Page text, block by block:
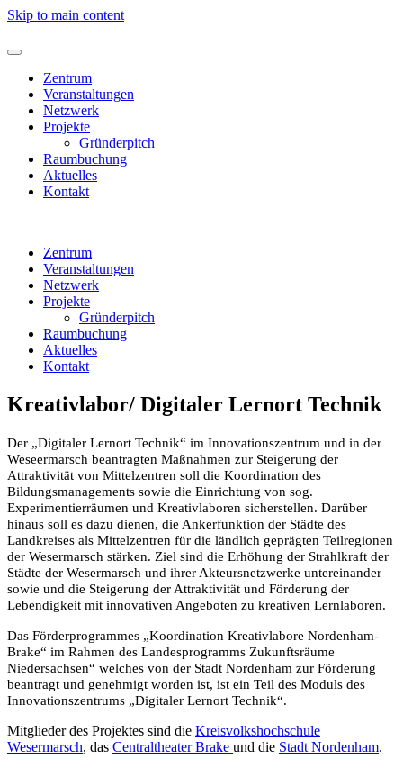
Skip to main content
Zentrum
Veranstaltungen
Netzwerk
Projekte
Gründerpitch
Raumbuchung
Aktuelles
Kontakt
Zentrum
Veranstaltungen
Netzwerk
Projekte
Gründerpitch
Raumbuchung
Aktuelles
Kontakt
Kreativlabor/ Digitaler Lernort Technik
Der „Digitaler Lernort Technik“ im Innovationszentrum und in der
Weseermarsch beantragten Maßnahmen zur Steigerung der
Attraktivität von Mittelzentren soll die Koordination des
Bildungsmanagements sowie die Einrichtung von sog.
Experimentierräumen und Kreativlaboren sicherstellen. Darüber
hinaus soll es dazu dienen, die Ankerfunktion der Städte des
Landkreises als Mittelzentren für die ländlich geprägten Teilregionen
der Wesermarsch stärken. Ziel sind die Erhöhung der Strahlkraft der
Städte der Wesermarsch und ihrer Akteursnetzwerke untereinander
sowie und die Steigerung der Attraktivität und Förderung der
Lebendigkeit mit innovativen Angeboten zu kreativen Lernlaboren.
Das Förderprogrammes „Koordination Kreativlabore Nordenham-
Brake“ im Rahmen des Landesprogramms Zukunftsräume
Niedersachsen“ welches von der Stadt Nordenham zur Förderung
beantragt und genehmigt worden ist, ist ein Teil des Moduls des
Innovationszentrums „Digitaler Lernort Technik“.
Mitglieder des Projektes sind die Kreisvolkshochschule
Wesermarsch, das Centraltheater Brake und die Stadt Nordenham.